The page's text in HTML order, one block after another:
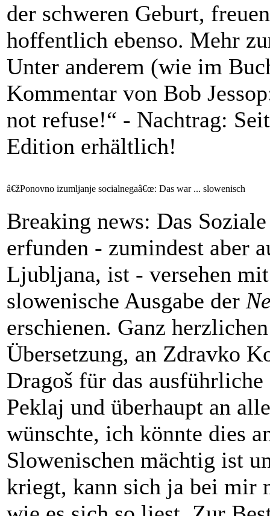
der schweren Geburt,
hoffentlich ebenso. Mehr
Unter anderem (wie im
Kommentar von Bob
not refuse!“ - Nachtrag:
Edition erhältlich!
â€žPonovno izumljanje socialnegaâ€œ: Das war ... slowenisch
Breaking news: Das
erfunden - zumindest aber
Ljubljana, ist - versehen
slowenische Ausgabe der
erschienen. Ganz
Übersetzung, an Zdravko
Dragoš für das
Peklaj und überhaupt an
wünschte, ich könnte dies
Slowenischen mächtig ist
kriegt, kann sich ja bei mir